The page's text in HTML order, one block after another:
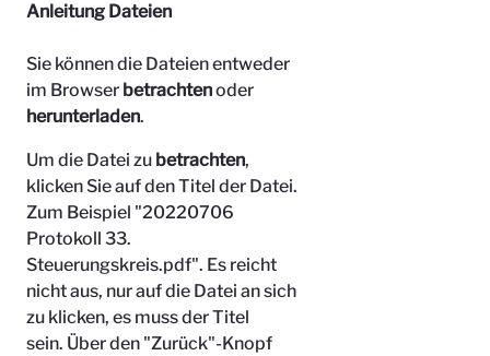
Anleitung Dateien
Sie können die Dateien entweder
im Browser betrachtenoder
herunterladen.
Um die Datei zu betrachten,
klicken Sie auf den Titel der Datei.
Zum Beispiel "20220706
Protokoll 33.
Steuerungskreis.pdf". Es reicht
nicht aus, nur auf die Datei an sich
zu klicken, es muss der Titel
sein. Über den "Zurück"-Knopf